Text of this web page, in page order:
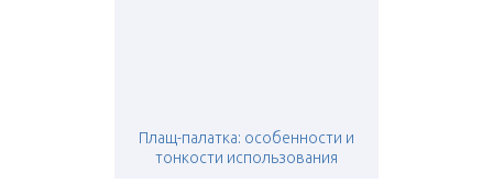
Плащ-палатка: особенности и
тонкости использования